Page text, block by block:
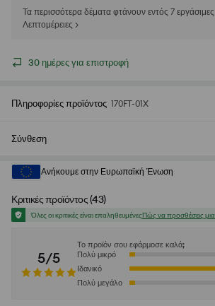
Τα περισσότερα δέματα φτάνουν εντός 7
Λεπτομέρειες >
30 ημέρες για επιστροφή
Πληροφορίες προϊόντος 170FT-01X
Σύνθεση
Ανήκουμε στην Ευρωπαϊκή Ένωση
Κριτικές προϊόντος(43)
Όλες οι κριτικές είναι επαληθευμένεςΠώς να προσθέσεις
5/5
Το προϊόν σου εφάρμοσε καλά;
Πολύ μικρό
Ιδανικό
Πολύ μεγάλο